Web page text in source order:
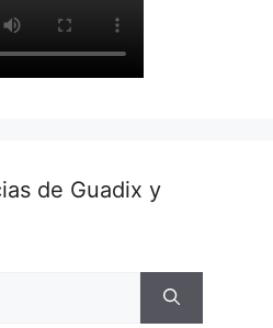
de Guadix y